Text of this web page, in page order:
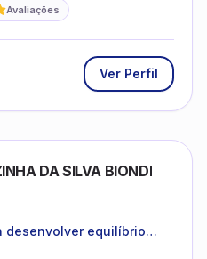
Avaliações
Ver Perfil
DA SILVA BIONDI
desenvolver equilíbrio